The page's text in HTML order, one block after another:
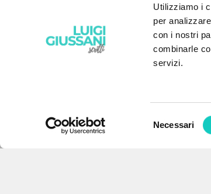
Utilizziamo i
per
con i nostri
combinarle
servizi.
Necessari
EL PROYECTO